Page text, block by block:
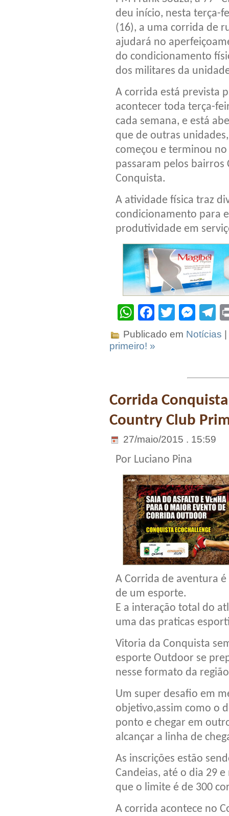
deu início, nesta terça-
(16), a uma corrida de
ajudará no
do condicionamento
dos militares da
A corrida está prevista
acontecer toda terça-
cada semana, e está
que de outras
começou e terminou
passaram pelos bairros
Conquista.
A atividade física traz
condicionamento para
produtividade em
WhatsApp
Facebook
Twitter
Publicado em Notícias
primeiro! »
Corrida
Country Club
27/maio/2015 . 15:59
Por Luciano Pina
A Corrida de aventura
de um esporte.
E a interação total do
uma das praticas
Vitoria da Conquista
esporte Outdoor se
nesse formato da
Um super desafio em
objetivo,assim como o
ponto e chegar em
alcançar a linha de
As inscrições estão
Candeias, até o dia 29
que o limite é de 300
A corrida acontece no